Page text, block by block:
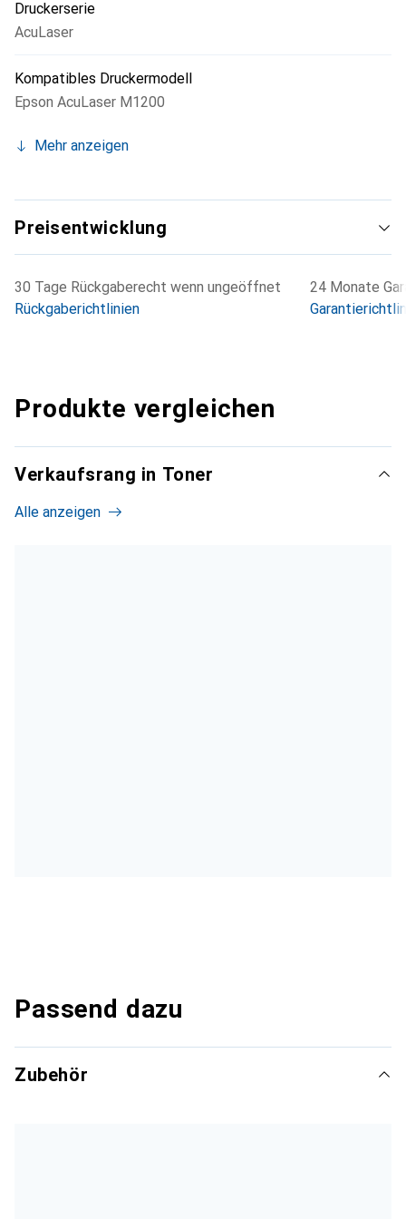
Druckerserie
AcuLaser
Kompatibles Druckermodell
Epson AcuLaser M1200
Mehr anzeigen
Preisentwicklung
30 Tage Rückgaberecht wenn ungeöffnet
Rückgaberichtlinien
24 Monate
Produkte vergleichen
Verkaufsrang in Toner
Alle anzeigen
Passend dazu
Zubehör